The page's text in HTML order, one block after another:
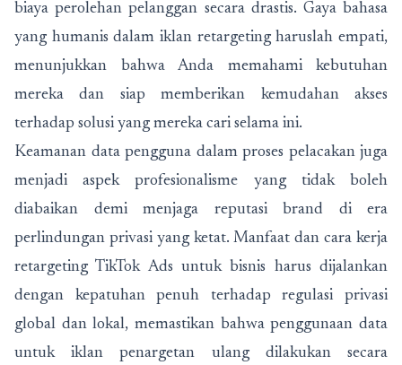
biaya perolehan pelanggan secara drastis. Gaya bahasa
yang humanis dalam iklan retargeting haruslah empati,
menunjukkan bahwa Anda memahami kebutuhan
mereka dan siap memberikan kemudahan akses
terhadap solusi yang mereka cari selama ini.
Keamanan data pengguna dalam proses pelacakan juga
menjadi aspek profesionalisme yang tidak boleh
diabaikan demi menjaga reputasi brand di era
perlindungan privasi yang ketat. Manfaat dan cara kerja
retargeting TikTok Ads untuk bisnis harus dijalankan
dengan kepatuhan penuh terhadap regulasi privasi
global dan lokal, memastikan bahwa penggunaan data
untuk iklan penargetan ulang dilakukan secara